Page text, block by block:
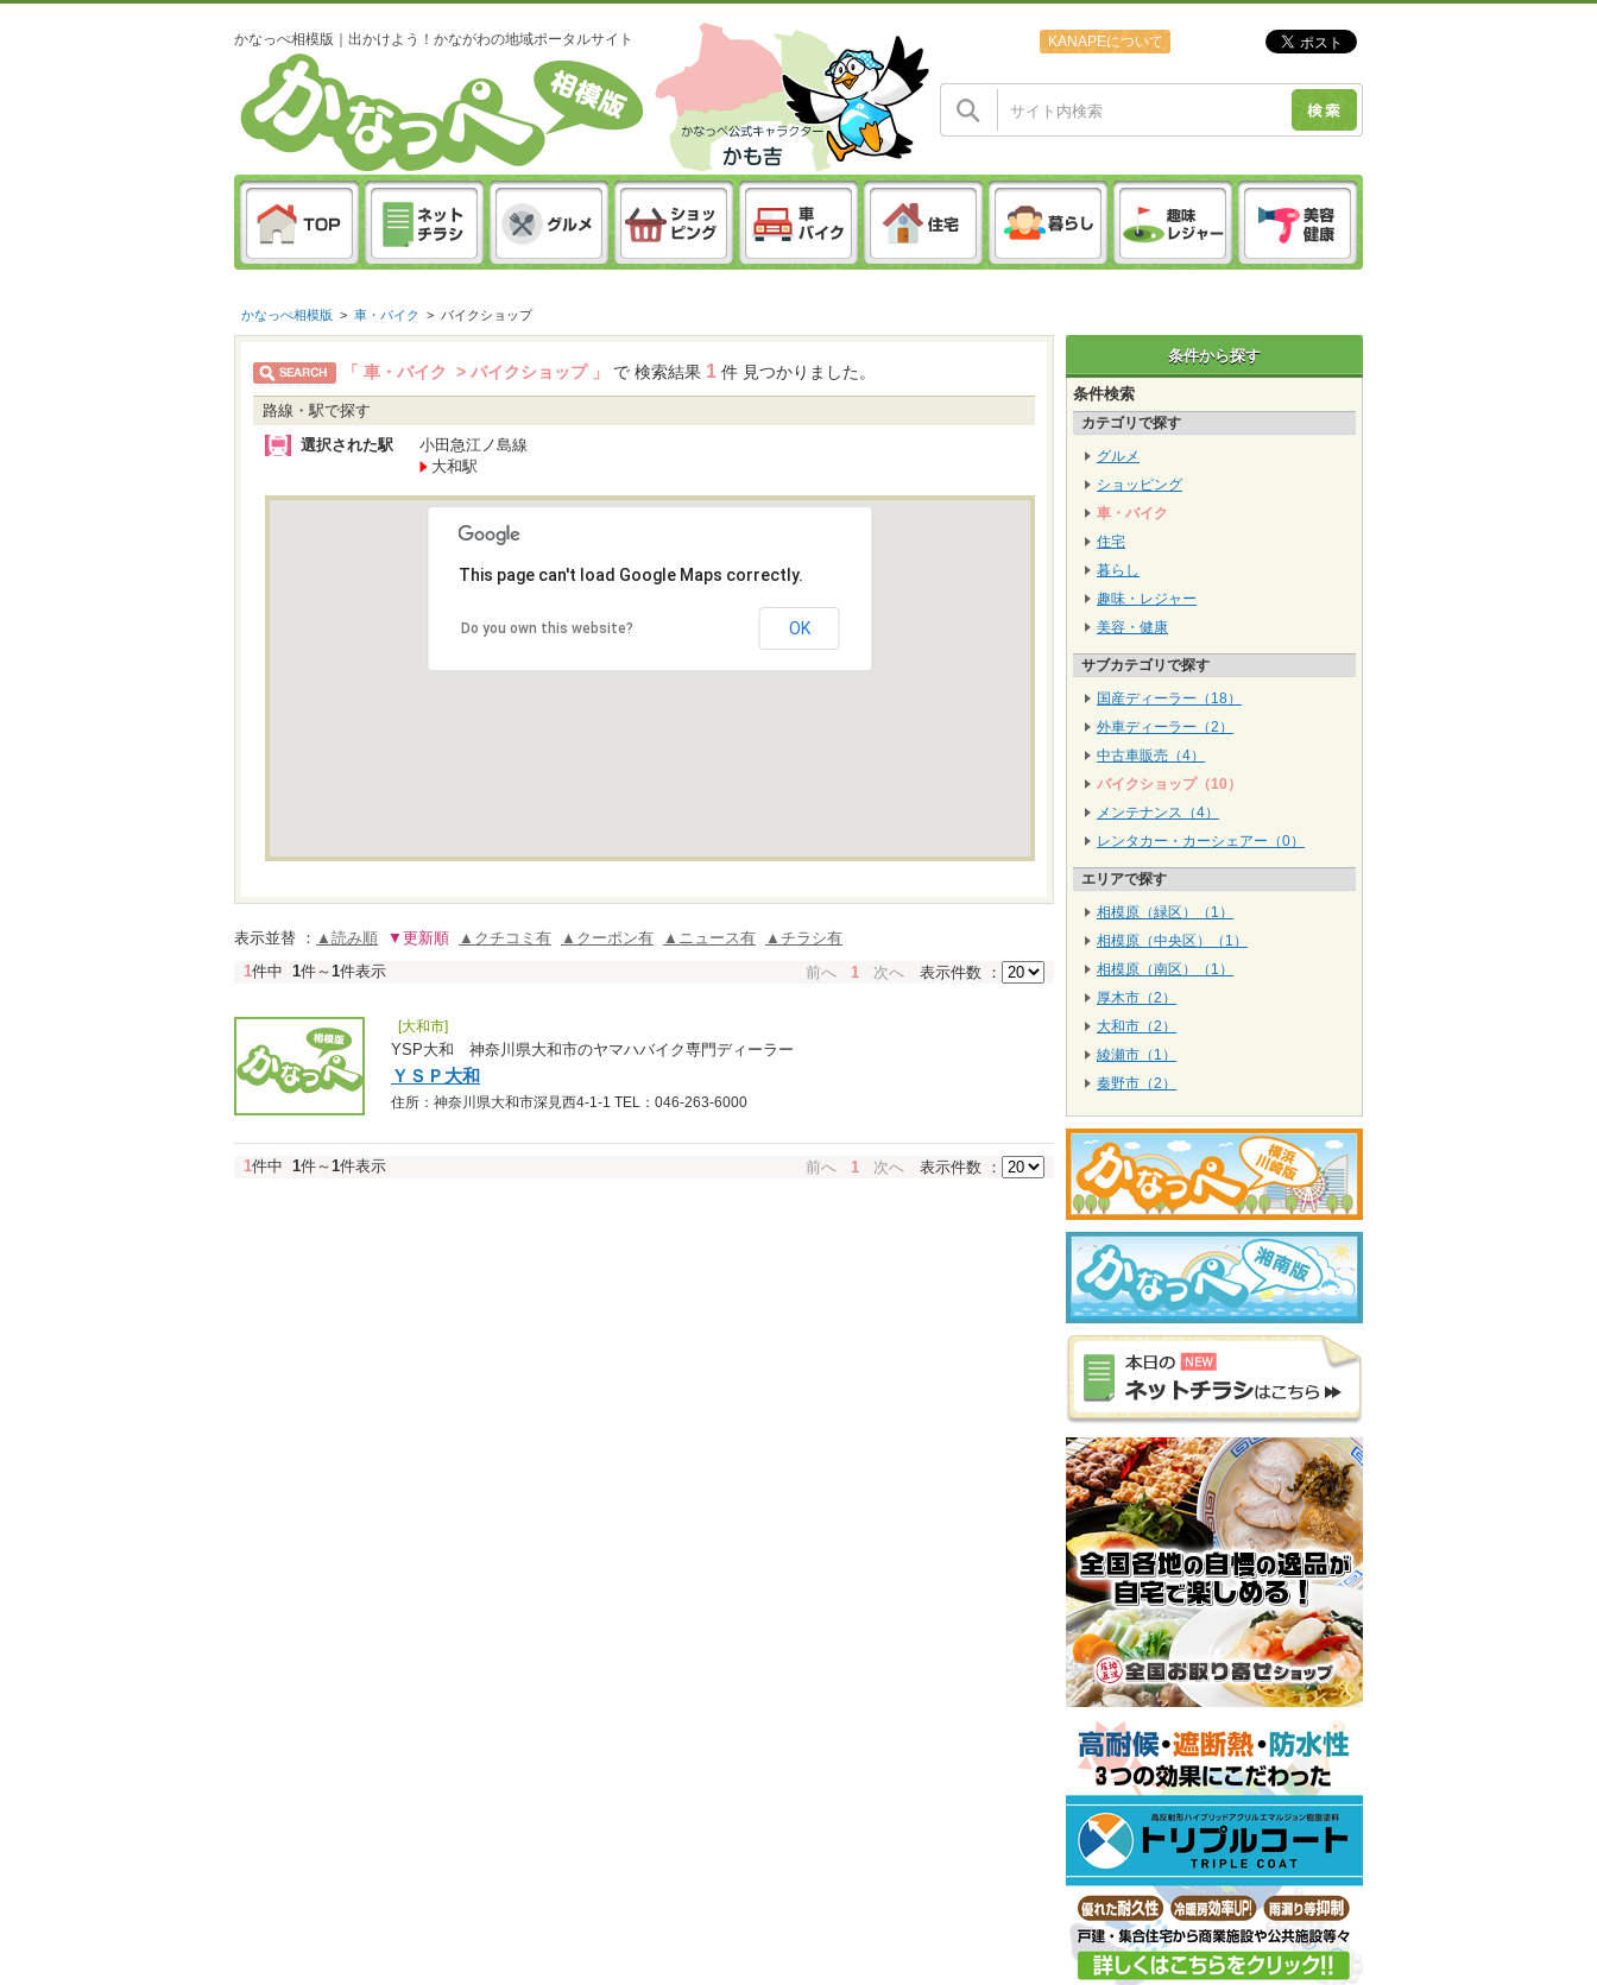
かなっぺ相模版｜出かけよう！かながわの地域ポータルサイト KANAPEについて
かなっぺ相模版 > 車・バイク > バイクショップ
条件から探す
条件検索
カテゴリで探す
グルメ
ショッピング
車・バイク
住宅
暮らし
趣味・レジャー
美容・健康
サブカテゴリで探す
国産ディーラー（18）
外車ディーラー（2）
中古車販売（4）
バイクショップ（10）
メンテナンス（4）
レンタカー・カーシェアー（0）
エリアで探す
相模原（緑区）（1）
相模原（中央区）（1）
相模原（南区）（1）
厚木市（2）
大和市（2）
綾瀬市（1）
秦野市（2）
「 車・バイク > バイクショップ 」 で 検索結果 1 件 見つかりました。
路線・駅で探す
選択された駅
小田急江ノ島線
大和駅
This page can't load Google Maps correctly.
Do you own this website? OK
表示並替 ： ▲読み順 ▼更新順 ▲クチコミ有 ▲クーポン有 ▲ニュース有
▲チラシ有
1件中 1件～ 1件表示 前へ 1 次へ 表示件数 ：
[大和市]
YSP大和 神奈川県大和市のヤマハバイク専門ディーラー
ＹＳＰ大和
住所：神奈川県大和市深見西4-1-1 TEL：046-263-6000
1件中 1件～ 1件表示 前へ 1 次へ 表示件数 ：